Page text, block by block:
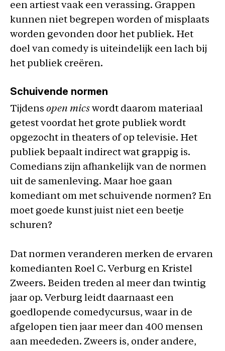
een artiest vaak een verassing. Grappen
kunnen niet begrepen worden of misplaats
worden gevonden door het publiek. Het
doel van comedy is uiteindelijk een lach bij
het publiek creëren.
Schuivende normen
Tijdens open mics wordt daarom materiaal
getest voordat het grote publiek wordt
opgezocht in theaters of op televisie. Het
publiek bepaalt indirect wat grappig is.
Comedians zijn afhankelijk van de normen
uit de samenleving. Maar hoe gaan
komediant om met schuivende normen? En
moet goede kunst juist niet een beetje
schuren?
Dat normen veranderen merken de ervaren
komedianten Roel C. Verburg en Kristel
Zweers. Beiden treden al meer dan twintig
jaar op. Verburg leidt daarnaast een
goedlopende comedycursus, waar in de
afgelopen tien jaar meer dan 400 mensen
aan meededen. Zweers is, onder andere,